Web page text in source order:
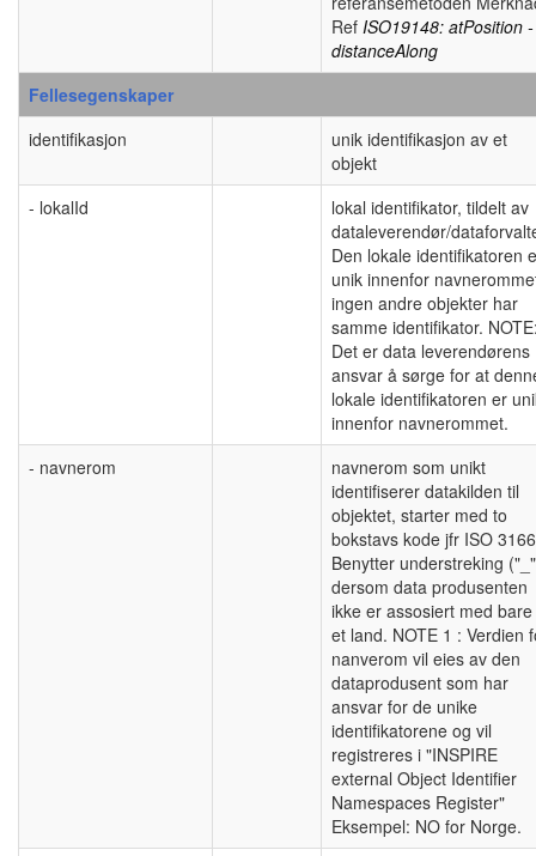
Ref ISO19148: atPosition -
distanceAlong
Fellesegenskaper
identifikasjon
unik identifikasjon av et
objekt
- lokalId
lokal identifikator, tildelt av
dataleverendør/
Den lokale identifikatoren
unik innenfor
ingen andre objekter har
samme identifikator.
Det er data leverendørens
ansvar å sørge for at
lokale identifikatoren er
innenfor navnerommet.
- navnerom
navnerom som unikt
identifiserer datakilden til
objektet, starter med to
bokstavs kode jfr ISO
Benytter understreking
dersom data produsenten
ikke er assosiert med bare
et land. NOTE 1 : Verdien
nanverom vil eies av den
dataprodusent som har
ansvar for de unike
identifikatorene og vil
registreres i "INSPIRE
external Object Identifier
Namespaces Register"
Eksempel: NO for Norge.